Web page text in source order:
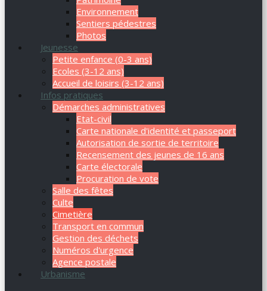
Environnement
Sentiers pédestres
Photos
Jeunesse
Petite enfance (0-3 ans)
Ecoles (3-12 ans)
Accueil de loisirs (3-12 ans)
Infos pratiques
Démarches administratives
Etat-civil
Carte nationale d'identité et passeport
Autorisation de sortie de territoire
Recensement des jeunes de 16 ans
Carte électorale
Procuration de vote
Salle des fêtes
Culte
Cimetière
Transport en commun
Gestion des déchets
Numéros d'urgence
Agence postale
Urbanisme